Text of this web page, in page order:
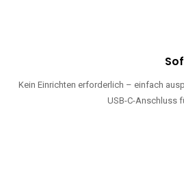
Kein Einrichten erforderlich – einfach
USB-C-Anschluss